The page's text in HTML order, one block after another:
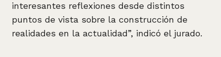
interesantes reflexiones desde distintos
puntos de vista sobre la construcción de
realidades en la actualidad”, indicó el jurado.